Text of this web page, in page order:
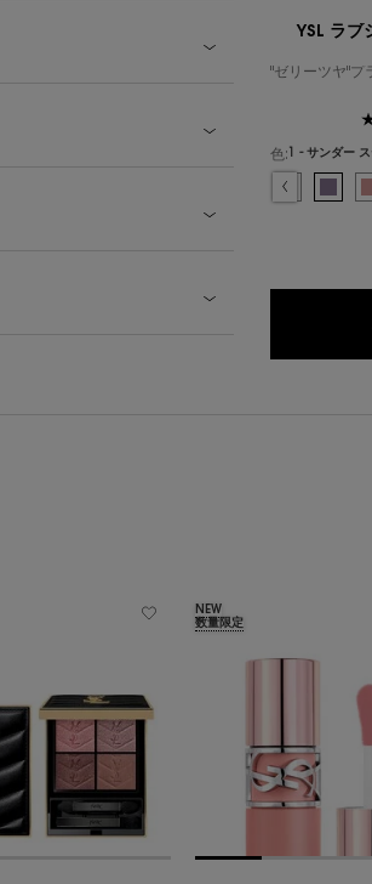
YSL ラブ
"ゼリーツヤ"プ
色:
色を選択してください
選択済み
44 - ヌード ラヴ
0 - クリス
1 -
NEW
数量限定